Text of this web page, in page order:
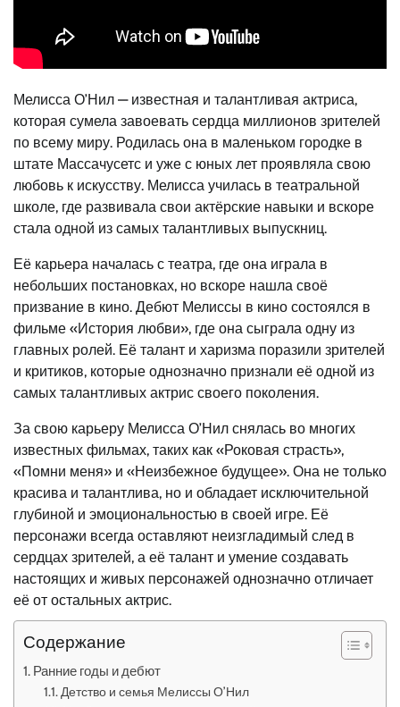
Мелисса О’Нил — известная и талантливая актриса,
которая сумела завоевать сердца миллионов зрителей
по всему миру. Родилась она в маленьком городке в
штате Массачусетс и уже с юных лет проявляла свою
любовь к искусству. Мелисса училась в театральной
школе, где развивала свои актёрские навыки и вскоре
стала одной из самых талантливых выпускниц.
Её карьера началась с театра, где она играла в
небольших постановках, но вскоре нашла своё
призвание в кино. Дебют Мелиссы в кино состоялся в
фильме «История любви», где она сыграла одну из
главных ролей. Её талант и харизма поразили зрителей
и критиков, которые однозначно признали её одной из
самых талантливых актрис своего поколения.
За свою карьеру Мелисса О’Нил снялась во многих
известных фильмах, таких как «Роковая страсть»,
«Помни меня» и «Неизбежное будущее». Она не только
красива и талантлива, но и обладает исключительной
глубиной и эмоциональностью в своей игре. Её
персонажи всегда оставляют неизгладимый след в
сердцах зрителей, а её талант и умение создавать
настоящих и живых персонажей однозначно отличает
её от остальных актрис.
Содержание
Ранние годы и дебют
Детство и семья Мелиссы О’Нил